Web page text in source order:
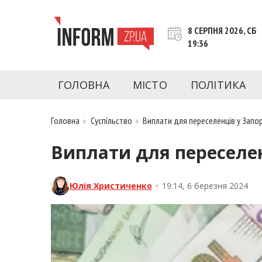
INFORM.ZP.UA – це інформаційний
Запоріжжя та Запорізької області на день.
8 СЕРПНЯ 2026, СБ
19:36
ГОЛОВНА МІСТО ПОЛІТИКА
Головна » Суспільство »Виплати для переселенців у
Виплати для
Юлія Христиченко • 19:14, 6 березня 2024